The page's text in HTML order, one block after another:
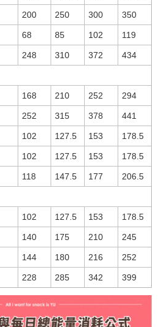
200 250 300 350
68 85 102 119
248 310 372 434
168 210 252 294
252 315 378 441
102 127.5 153 178.5
102 127.5 153 178.5
118 147.5 177 206.5
102 127.5 153 178.5
140 175 210 245
144 180 216 252
228 285 342 399